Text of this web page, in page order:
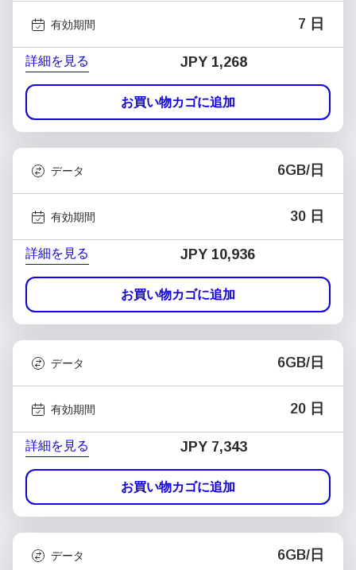
有効期間 7 日
詳細を見る JPY 1,268
お買い物カゴに追加
データ 6GB/日
有効期間 30 日
詳細を見る JPY 10,936
お買い物カゴに追加
データ 6GB/日
有効期間 20 日
詳細を見る JPY 7,343
お買い物カゴに追加
データ 6GB/日